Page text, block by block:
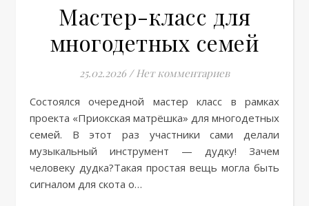
Мастер-класс для
многодетных семей
25.02.2026 / Нет комментариев
Состоялся очередной мастер класс в рамках
проекта «Приокская матрёшка» для многодетных
семей. В этот раз участники сами делали
музыкальный инструмент — дудку! Зачем
человеку дудка?Такая простая вещь могла быть
сигналом для скота о…